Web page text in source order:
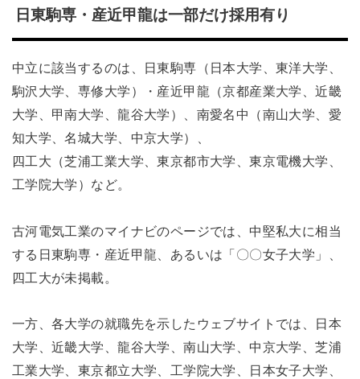
日東駒専・産近甲龍は一部だけ採用有り
中立に該当するのは、日東駒専（日本大学、東洋大学、
駒沢大学、専修大学）・産近甲龍（京都産業大学、近畿
大学、甲南大学、龍谷大学）、南愛名中（南山大学、愛
知大学、名城大学、中京大学）、
四工大（芝浦工業大学、東京都市大学、東京電機大学、
工学院大学）など。
古河電気工業のマイナビのページでは、中堅私大に相当
する日東駒専・産近甲龍、あるいは「〇〇女子大学」、
四工大が未掲載。
一方、各大学の就職先を示したウェブサイトでは、日本
大学、近畿大学、龍谷大学、南山大学、中京大学、芝浦
工業大学、東京都立大学、工学院大学、日本女子大学、